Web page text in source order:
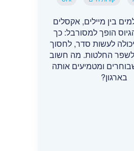
בין מיילים, אקסלים
הופך למסורבל: כך
מערכת ATS יכולה לעשות סדר, לחסוך
החלטות. מה חשוב
ומטמיעים אותה
בארגון?